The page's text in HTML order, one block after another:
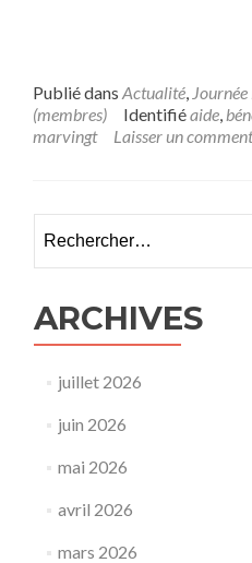
Publié dans Actualité,
(membres)
Identifiéaide,
marvingt
Laisser un
ARCHIVES
juillet 2026
juin 2026
mai 2026
avril 2026
mars 2026